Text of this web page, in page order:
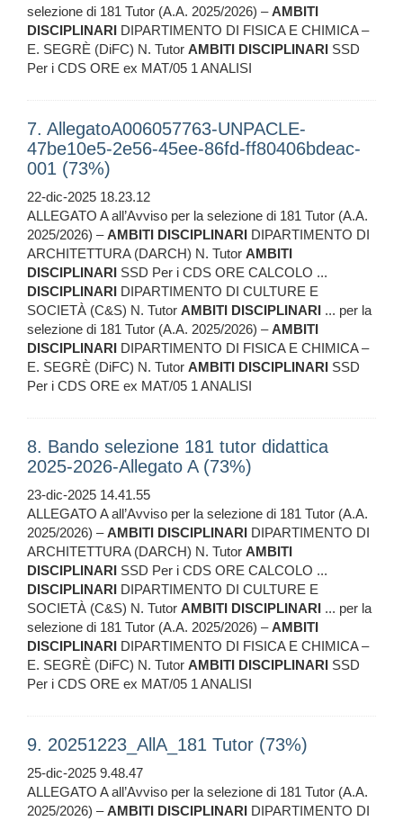
selezione di 181 Tutor (A.A. 2025/2026) –AMBITI
DISCIPLINARI DIPARTIMENTO DI FISICA E CHIMICA –
E. SEGRÈ (DiFC) N. Tutor AMBITI DISCIPLINARI SSD
Per i CDS ORE ex MAT/05 1 ANALISI
7. AllegatoA006057763-UNPACLE-
47be10e5-2e56-45ee-86fd-ff80406bdeac-
001 (73%)
22-dic-2025 18.23.12
ALLEGATO A all’Avviso per la selezione di 181 Tutor (A.A.
2025/2026) –AMBITI DISCIPLINARI DIPARTIMENTO DI
ARCHITETTURA (DARCH) N. Tutor AMBITI
DISCIPLINARI SSD Per i CDS ORE CALCOLO ...
DISCIPLINARI DIPARTIMENTO DI CULTURE E
SOCIETÀ (C&S) N. Tutor AMBITI DISCIPLINARI ... per la
selezione di 181 Tutor (A.A. 2025/2026) –AMBITI
DISCIPLINARI DIPARTIMENTO DI FISICA E CHIMICA –
E. SEGRÈ (DiFC) N. Tutor AMBITI DISCIPLINARI SSD
Per i CDS ORE ex MAT/05 1 ANALISI
8. Bando selezione 181 tutor didattica
2025-2026-Allegato A (73%)
23-dic-2025 14.41.55
ALLEGATO A all’Avviso per la selezione di 181 Tutor (A.A.
2025/2026) –AMBITI DISCIPLINARI DIPARTIMENTO DI
ARCHITETTURA (DARCH) N. Tutor AMBITI
DISCIPLINARI SSD Per i CDS ORE CALCOLO ...
DISCIPLINARI DIPARTIMENTO DI CULTURE E
SOCIETÀ (C&S) N. Tutor AMBITI DISCIPLINARI ... per la
selezione di 181 Tutor (A.A. 2025/2026) –AMBITI
DISCIPLINARI DIPARTIMENTO DI FISICA E CHIMICA –
E. SEGRÈ (DiFC) N. Tutor AMBITI DISCIPLINARI SSD
Per i CDS ORE ex MAT/05 1 ANALISI
9. 20251223_AllA_181 Tutor (73%)
25-dic-2025 9.48.47
ALLEGATO A all’Avviso per la selezione di 181 Tutor (A.A.
2025/2026) –AMBITI DISCIPLINARI DIPARTIMENTO DI